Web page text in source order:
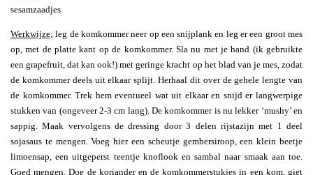
sesamzaadjes
Werkwijze; leg de komkommer neer op een snijplank en leg er een groot mes
op, met de platte kant op de komkommer. Sla nu met je hand (ik gebruikte
een grapefruit, dat kan ook!) met geringe kracht op het blad van je mes, zodat
de komkommer deels uit elkaar splijt. Herhaal dit over de gehele lengte van
de komkommer. Trek hem eventueel wat uit elkaar en snijd er langwerpige
stukken van (ongeveer 2-3 cm lang). De komkommer is nu lekker ‘mushy’ en
sappig. Maak vervolgens de dressing door 3 delen rijstazijn met 1 deel
sojasaus te mengen. Voeg hier een scheutje gembersiroop, een klein beetje
limoensap, een uitgeperst teentje knoflook en sambal naar smaak aan toe.
Goed mengen. Doe de koriander en de komkommerstukjes in een kom, giet